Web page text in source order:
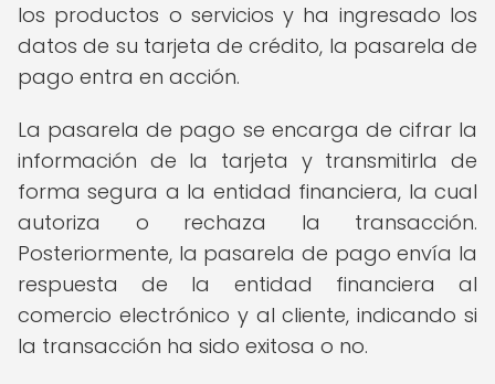
los productos o servicios y ha ingresado los
datos de su tarjeta de crédito, la pasarela de
pago entra en acción.
La pasarela de pago se encarga de cifrar la
información de la tarjeta y transmitirla de
forma segura a la entidad financiera, la cual
autoriza o rechaza la transacción.
Posteriormente, la pasarela de pago envía la
respuesta de la entidad financiera al
comercio electrónico y al cliente, indicando si
la transacción ha sido exitosa o no.